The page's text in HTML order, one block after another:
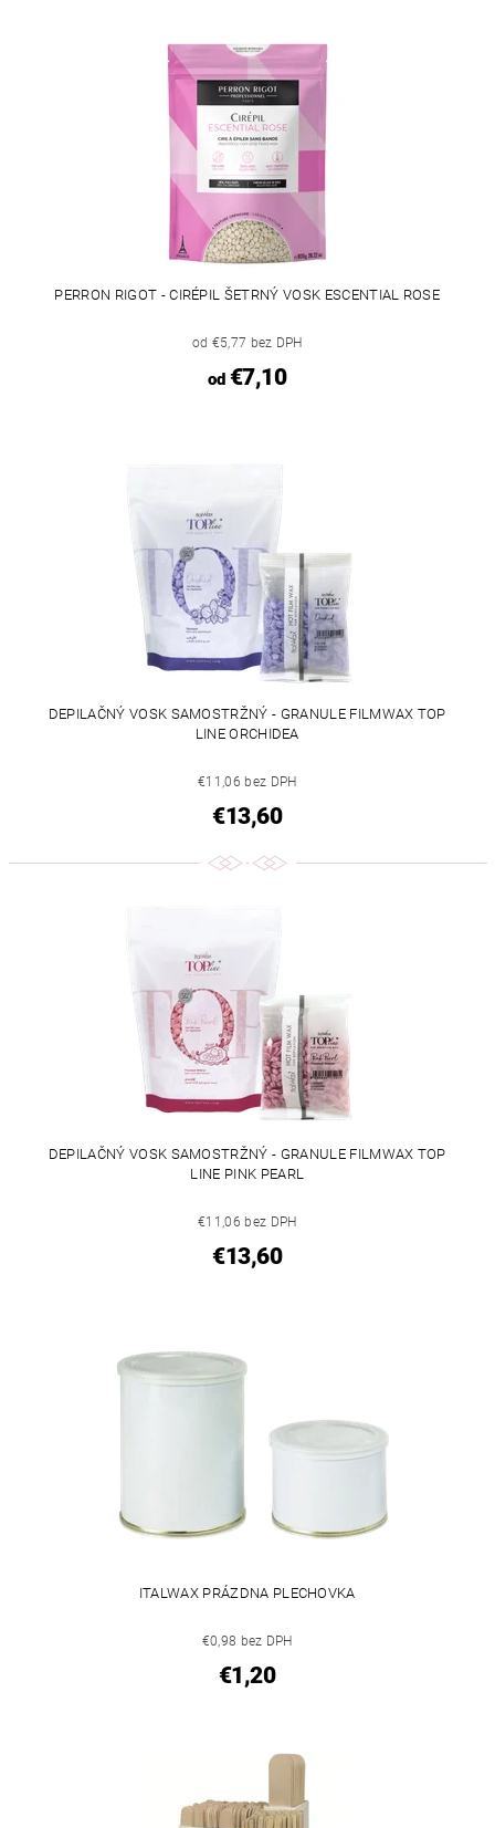
PERRON RIGOT - CIRÉPIL ŠETRNÝ VOSK ESCENTIAL ROSE
od €5,77 bez DPH
od€7,10
DEPILAČNÝ VOSK SAMOSTRŽNÝ - GRANULE FILMWAX TOP
LINE ORCHIDEA
€11,06 bez DPH
€13,60
DEPILAČNÝ VOSK SAMOSTRŽNÝ - GRANULE FILMWAX TOP
LINE PINK PEARL
€11,06 bez DPH
€13,60
ITALWAX PRÁZDNA PLECHOVKA
€0,98 bez DPH
€1,20